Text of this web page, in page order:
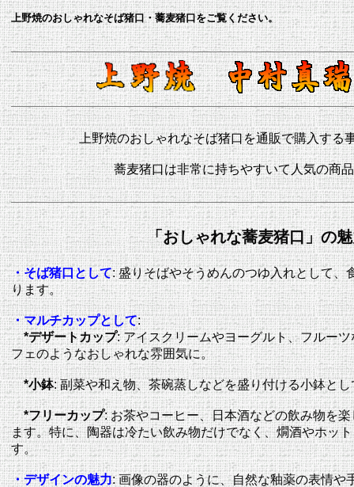
上野焼のおしゃれなそば猪口・蕎麦猪口をご覧ください。
上野焼のおしゃれなそば猪口を通販で購入する
蕎麦猪口は非常に持ちやすいて人気の商
「おしゃれな蕎麦猪口」の
・そば猪口として:盛りそばやそうめんのつゆ入れとして、
ります。
・マルチカップとして:
*デザートカップ:アイスクリームやヨーグルト、フルー
フェのようなおしゃれな雰囲気に。
*小鉢:副菜や和え物、茶碗蒸しなどを盛り付ける小鉢と
*フリーカップ:お茶やコーヒー、日本酒などの飲み物を
ます。特に、陶器は冷たい飲み物だけでなく、燗酒やホッ
す。
・デザインの魅力:画像の器のように、自然な釉薬の表情や